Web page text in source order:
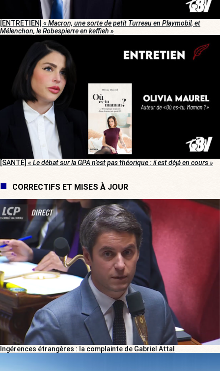
[ENTRETIEN] « Macron, une sorte de petit Turreau en Playmobil, et
Mélenchon, le Robespierre en keffieh »
[SANTÉ] « Le débat sur la GPA n’est pas théorique : il est déjà en cours »
CORRECTIFS ET MISES À JOUR
Ingérences étrangères : la complainte de Gabriel Attal